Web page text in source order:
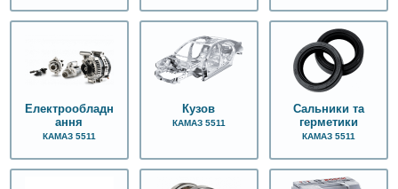
Електрообладн
ання
КАМАЗ 5511
Кузов
КАМАЗ 5511
Сальники та
герметики
КАМАЗ 5511